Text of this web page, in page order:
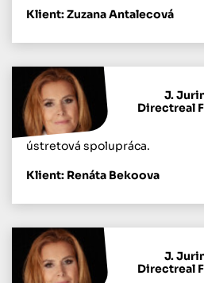
Klient: Zuzana Antalecová
J.
Directreal
ústretová spolupráca.
Klient: Renáta Bekoova
J.
Directreal